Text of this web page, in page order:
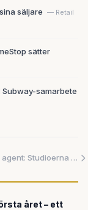
säljare — Retail
sätter
samarbete
Hollywoods agent: Studioerna har tappat makten – streaming och sociala medier river upp den gamla ordningen
året – ett